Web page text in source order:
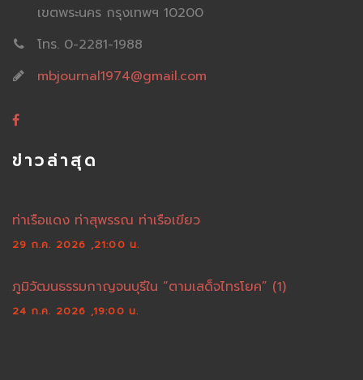
เขตพระนคร กรุงเทพฯ 10200
โทร. 0-2281-1988
mbjournal1974@gmail.com
ข่าวล่าสุด
ท่าเรือแดง ท่าสุพรรณ ท่าเรือเขียว
29 ก.ค. 2026 ,21:00 น.
ภูมิวัฒนธรรมกาญจนบุรีใน “ตามเสด็จไทรโยค” (1)
24 ก.ค. 2026 ,19:00 น.